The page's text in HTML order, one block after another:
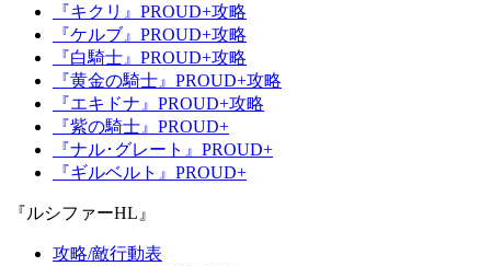
『キクリ』PROUD+攻略
『ケルブ』PROUD+攻略
『白騎士』PROUD+攻略
『黄金の騎士』PROUD+攻略
『エキドナ』PROUD+攻略
『紫の騎士』PROUD+
『ナル･グレート』PROUD+
『ギルベルト』PROUD+
『ルシファーHL』
攻略/敵行動表